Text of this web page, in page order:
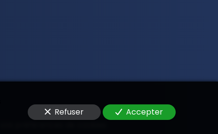
Refuser Accepter